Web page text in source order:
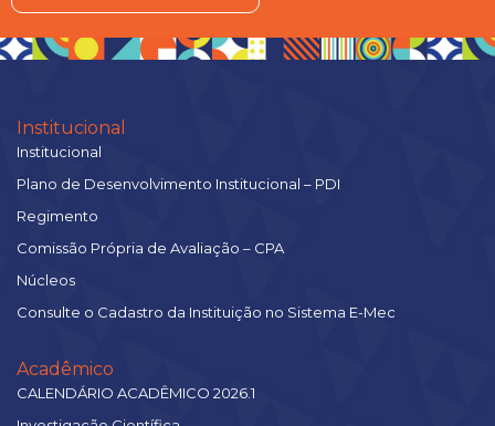
Institucional
Institucional
Plano de Desenvolvimento Institucional – PDI
Regimento
Comissão Própria de Avaliação – CPA
Núcleos
Consulte o Cadastro da Instituição no Sistema E-Mec
Acadêmico
CALENDÁRIO ACADÊMICO 2026.1